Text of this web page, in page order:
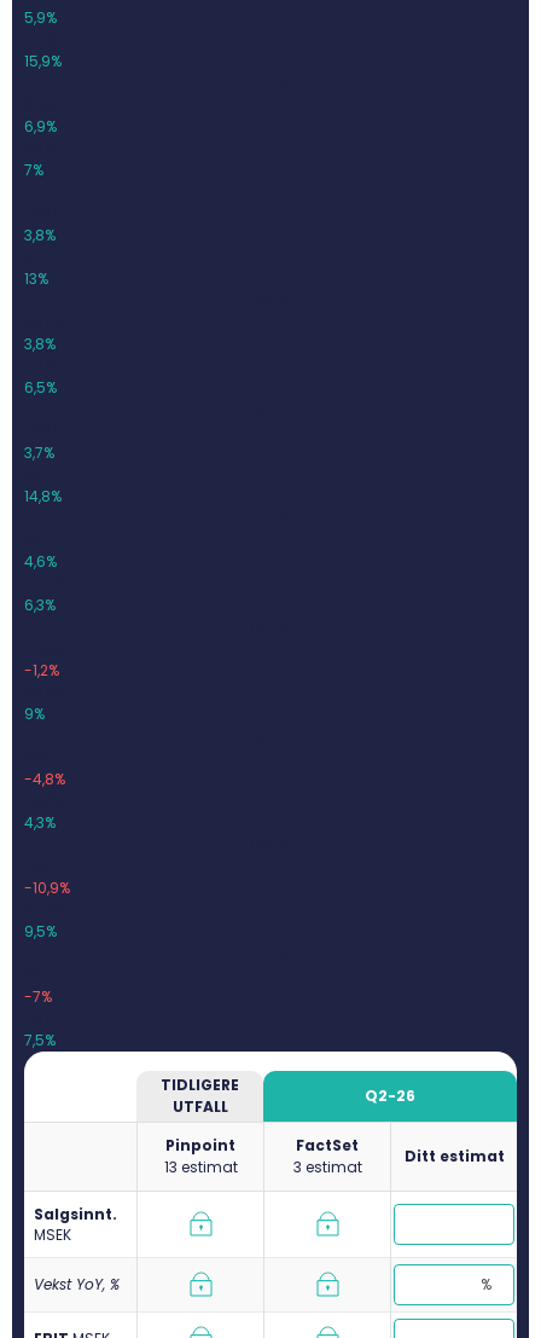
5,9%
15,9%
6,9%
7%
3,8%
13%
3,8%
6,5%
3,7%
14,8%
4,6%
6,3%
-1,2%
9%
-4,8%
4,3%
-10,9%
9,5%
-7%
7,5%
TIDLIGERE
UTFALL
Q2-26
Pinpoint
13 estimat
FactSet
3 estimat
Ditt estimat
Salgsinnt.
MSEK
Vekst YoY, %